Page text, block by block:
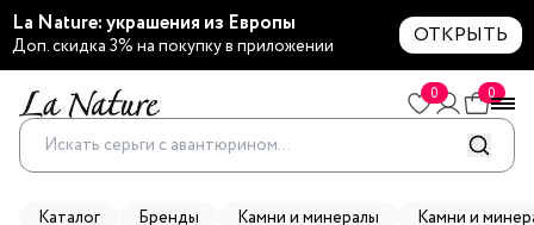
La Nature: украшения из Европы
Доп. скидка 3% на покупку в приложении ОТКРЫТЬ
0 0
Каталог Бренды Камни и минералы Камни и